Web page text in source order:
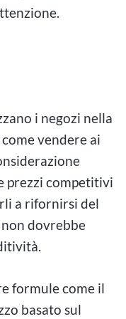
i negozi nella
vendere ai
prezzi competitivi
a rifornirsi del
dovrebbe
formule come il
basato sul